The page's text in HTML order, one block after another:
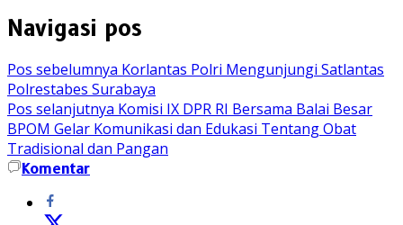
Navigasi pos
Pos sebelumnya Korlantas Polri Mengunjungi Satlantas
Polrestabes Surabaya
Pos selanjutnya Komisi IX DPR RI Bersama Balai Besar
BPOM Gelar Komunikasi dan Edukasi Tentang Obat
Tradisional dan Pangan
Komentar